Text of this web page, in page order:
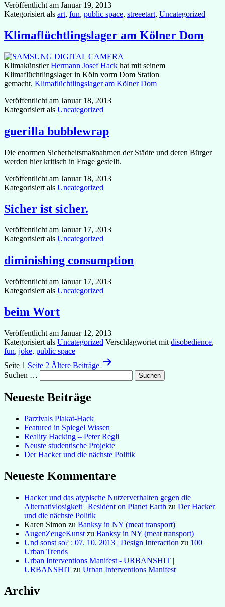
Veröffentlicht am Januar 19, 2013
Kategorisiert als art, fun, public space, streeetart, Uncategorized
Klimaflüchtlingslager am Kölner Dom
KlimakünstlerHermann Josef Hack hat mit seinem
Klimaflüchtlingslager in Köln vorm Dom Station
gemacht. Klimaflüchtlingslager am Kölner Dom
Veröffentlicht am Januar 18, 2013
Kategorisiert als Uncategorized
guerilla bubblewrap
Die enormen Sicherheitsmaßnahmen der Städte und deren Bürger
werden hier kritisch in Frage gestellt.
Veröffentlicht am Januar 18, 2013
Kategorisiert als Uncategorized
Sicher ist sicher.
Veröffentlicht am Januar 17, 2013
Kategorisiert als Uncategorized
diminishing consumption
Veröffentlicht am Januar 17, 2013
Kategorisiert als Uncategorized
beim Wort
Veröffentlicht am Januar 12, 2013
Kategorisiert als Uncategorized Verschlagwortet mit disobedience,
fun, joke, public space
Seitennummerierung
der
Seite 1 Seite 2 Ältere Beiträge
Suchen …
Neueste Beiträge
Parzivals Plakat-Hack
Featured in Spiegel Wissen
Reality Hacking – Peter Regli
Neuste studentische Projekte
Der Hacker und die nächste Politik
Neueste Kommentare
Hacker und das atypische Nutzerverhalten gegen die
Alternativlosigkeit | Resident on Planet Earth zu Der Hacker
und die nächste Politik
Karen Simon zu Banksy in NY (meat transport)
AugenZeugeKunst zu Banksy in NY (meat transport)
Und sonst so? : 07. 10. 2013 | Design Interaction zu 100
Urban Trends
Urban Interventions Manifest - URBANSHIT |
URBANSHIT zu Urban Interventions Manifest
Archiv